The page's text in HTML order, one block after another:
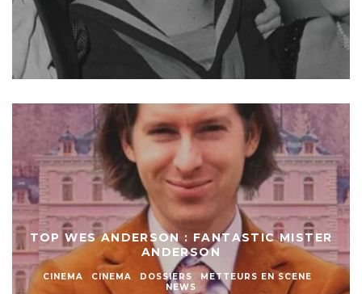
TOP WES ANDERSON : FANTASTIC MISTER
ANDERSON
CINEMA CINEMA DOSSIERS
METTEURS EN SCENE
NEWS